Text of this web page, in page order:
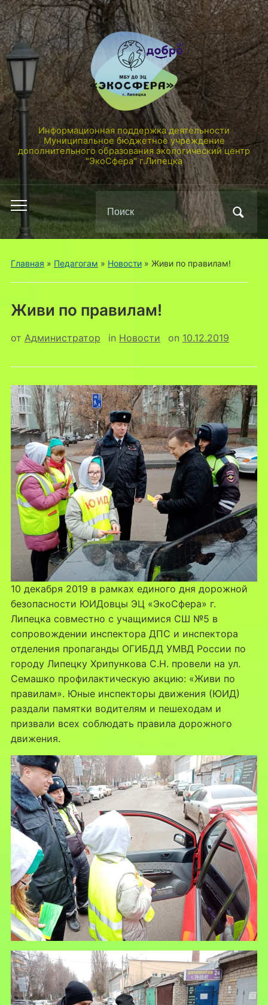
Информационная поддержка деятельности
Муниципальное бюджетное учреждение
дополнительного образования экологический центр
"ЭкоСфера" г.Липецка
Переключить
мобильное
меню
по:
Главная » Педагогам » Новости» Живи по правилам!
Живи по правилам!
от Администратор in Новости on 10.12.2019
10 декабря 2019 в рамках единого дня дорожной
безопасности ЮИДовцы ЭЦ «ЭкоСфера» г.
Липецка совместно с учащимися СШ №5 в
сопровождении инспектора ДПС и инспектора
отделения пропаганды ОГИБДД УМВД России по
городу Липецку Хрипункова С.Н. провели на ул.
Семашко профилактическую акцию: «Живи по
правилам». Юные инспекторы движения (ЮИД)
раздали памятки водителям и пешеходам и
призвали всех соблюдать правила дорожного
движения.